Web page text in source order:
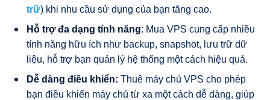
trữ) khi nhu cầu sử dụng của bạn tăng cao.
Hỗ trợ đa dạng tính năng: Mua VPS cung cấp nhiều
tính năng hữu ích như backup, snapshot, lưu trữ dữ
liệu, hỗ trợ bạn quản lý hệ thống một cách hiệu quả.
Dễ dàng điều khiển: Thuê máy chủ VPS cho phép
bạn điều khiển máy chủ từ xa một cách dễ dàng, giúp